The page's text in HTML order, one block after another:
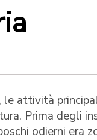
le attività
Prima degli
odierni era